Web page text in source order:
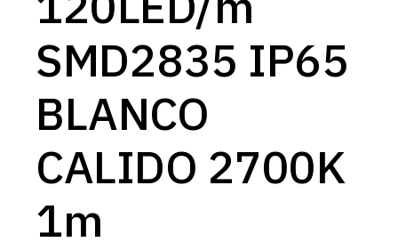
SMD2835 IP65
BLANCO
CALIDO 2700K
1m